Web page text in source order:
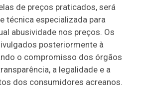
de preços praticados, será
técnica especializada para
abusividade nos preços. Os
posteriormente à
o compromisso dos órgãos
a legalidade e a
dos consumidores acreanos.